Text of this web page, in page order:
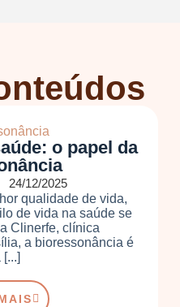
o papel da
24/12/2025
qualidade de vida,
de vida na saúde se
Clinerfe, clínica
a bioressonância é
[...]